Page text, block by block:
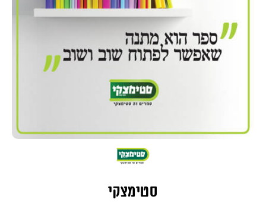
סטימצקי